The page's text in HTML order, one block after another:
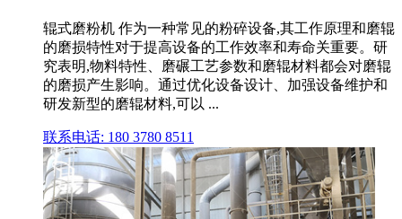
辊式磨粉机 作为一种常见的粉碎设备,其工作原理和磨辊
的磨损特性对于提高设备的工作效率和寿命关重要。研
究表明,物料特性、磨碾工艺参数和磨辊材料都会对磨辊
的磨损产生影响。通过优化设备设计、加强设备维护和
研发新型的磨辊材料,可以 ...
联系电话: 180 3780 8511